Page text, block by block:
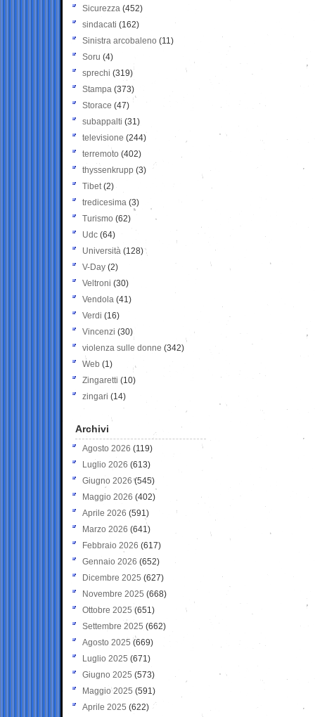
Sicurezza (452)
sindacati (162)
Sinistra arcobaleno (11)
Soru (4)
sprechi (319)
Stampa (373)
Storace (47)
subappalti (31)
televisione(244)
terremoto (402)
thyssenkrupp (3)
Tibet(2)
tredicesima (3)
Turismo (62)
Udc (64)
Università (128)
V-Day (2)
Veltroni (30)
Vendola (41)
Verdi (16)
Vincenzi (30)
violenza sulle donne (342)
Web (1)
Zingaretti (10)
zingari (14)
Archivi
Agosto 2026 (119)
Luglio 2026 (613)
Giugno 2026 (545)
Maggio 2026 (402)
Aprile 2026 (591)
Marzo 2026 (641)
Febbraio 2026 (617)
Gennaio 2026 (652)
Dicembre 2025 (627)
Novembre 2025 (668)
Ottobre 2025 (651)
Settembre 2025 (662)
Agosto 2025 (669)
Luglio 2025 (671)
Giugno 2025 (573)
Maggio 2025 (591)
Aprile 2025 (622)